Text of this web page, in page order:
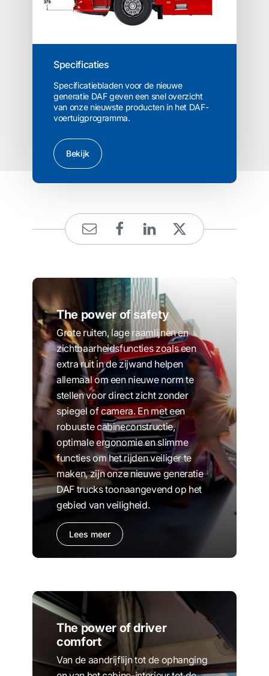
Specificaties
Specificatiebladen voor de nieuwe
generatie DAF geven een snel overzicht
van onze nieuwste producten in het DAF-
voertuigprogramma.
Bekijk
The power of safety
Grote ruiten, lage raamlijnen en
zichtbaarheidsfuncties zoals een
extra ruit in de zijwand helpen
allemaal om een nieuwe norm te
stellen voor direct zicht zonder
spiegel of camera. En met een
robuuste cabineconstructie,
optimale ergonomie en slimme
functies om het rijden veiliger te
maken, zijn onze nieuwe generatie
DAF trucks toonaangevend op het
gebied van veiligheid.
Lees meer
The power of driver
comfort
Van de aandrijflijn tot de ophanging